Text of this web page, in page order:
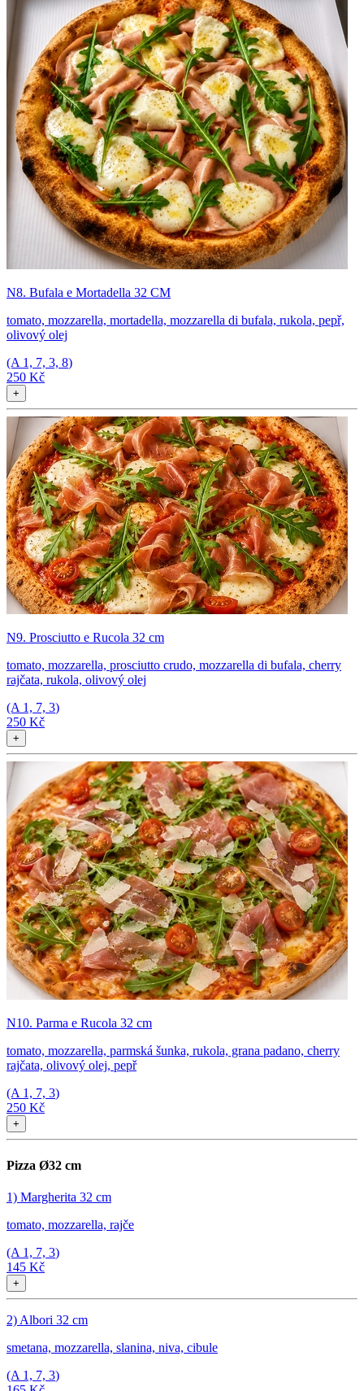
N8. Bufala e Mortadella 32 CM
tomato, mozzarella, mortadella, mozzarella di bufala, rukola, pepř,
olivový olej
(A 1, 7, 3, 8)
250 Kč
+
N9. Prosciutto e Rucola 32 cm
tomato, mozzarella, prosciutto crudo, mozzarella di bufala, cherry
rajčata, rukola, olivový olej
(A 1, 7, 3)
250 Kč
+
N10. Parma e Rucola 32 cm
tomato, mozzarella, parmská šunka, rukola, grana padano, cherry
rajčata, olivový olej, pepř
(A 1, 7, 3)
250 Kč
+
Pizza Ø32 cm
1) Margherita 32 cm
tomato, mozzarella, rajče
(A 1, 7, 3)
145 Kč
+
2) Albori 32 cm
smetana, mozzarella, slanina, niva, cibule
(A 1, 7, 3)